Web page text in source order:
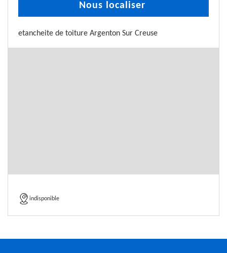
Nous localiser
etancheite de toiture Argenton Sur Creuse
indisponible